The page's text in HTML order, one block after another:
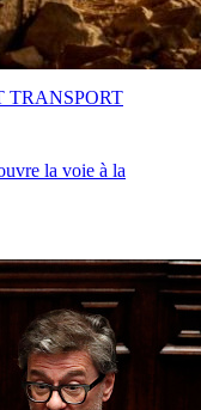
la voie à la
TRANSPORT